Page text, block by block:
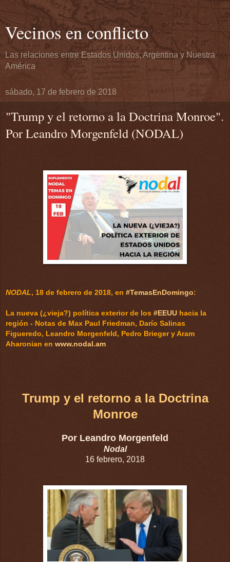
Vecinos en conflicto
Las relaciones entre Estados Unidos, Argentina y Nuestra
América
sábado, 17 de febrero de 2018
"Trump y el retorno a la Doctrina Monroe".
Por Leandro Morgenfeld (NODAL)
NODAL, 18 de febrero de 2018, en #TemasEnDomingo:
La nueva (¿vieja?) política exterior de los #EEUU hacia la
región - Notas de Max Paul Friedman, Darío Salinas
Figueredo, Leandro Morgenfeld, Pedro Brieger y Aram
Aharonian en www.nodal.am
Trump y el retorno a la Doctrina
Monroe
Por Leandro Morgenfeld
Nodal
16 febrero, 2018